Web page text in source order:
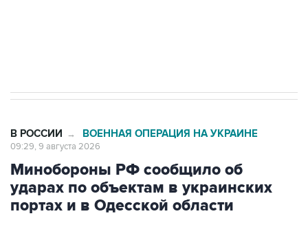
В РОССИИ → ВОЕННАЯ ОПЕРАЦИЯ НА УКРАИНЕ
09:29, 9 августа 2026
Минобороны РФ сообщило об
ударах по объектам в украинских
портах и в Одесской области